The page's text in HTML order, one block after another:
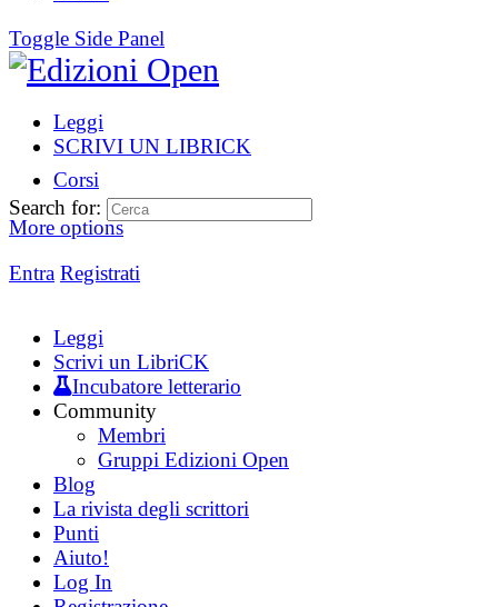
Toggle Side Panel
Leggi
SCRIVI UN LIBRICK
Corsi
More options
Entra Registrati
Search for:
Leggi
Scrivi un LibriCK
Incubatore letterario
Community
Membri
Gruppi Edizioni Open
Blog
La rivista degli scrittori
Punti
Aiuto!
Log In